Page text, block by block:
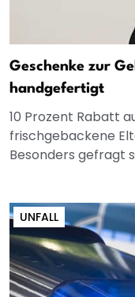
Geschenke zur
handgefertigt
10 Prozent Rabatt
frischgebackene
Besonders gefragt
UNFALL